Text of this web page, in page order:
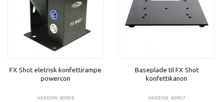
FX Shot eletrisk konfettirampe
powercon
VARENR: 60906
Baseplade til FX Shot
konfettikanon
VARENR: 60907